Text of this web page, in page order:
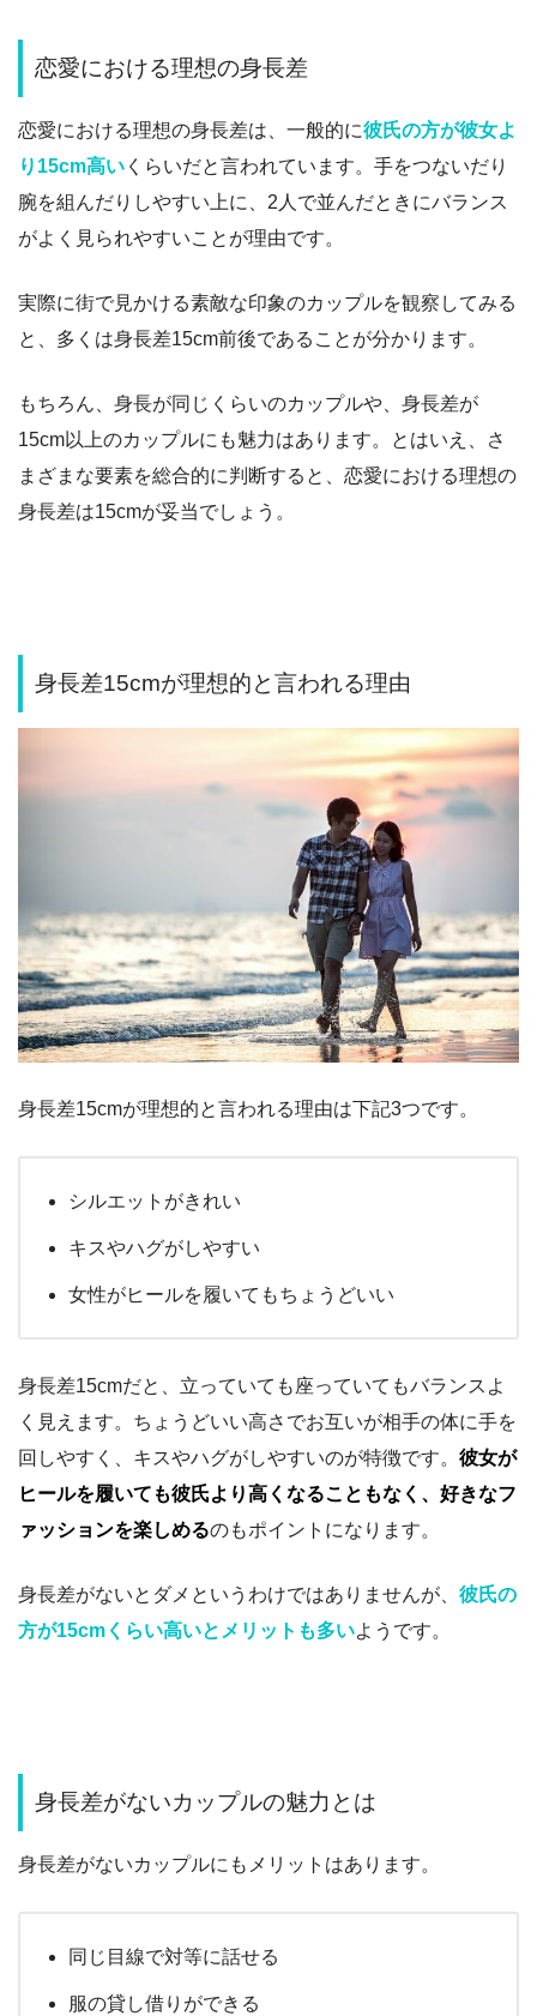
恋愛における理想の身長差
恋愛における理想の身長差は、一般的に彼氏の方が彼女よ
り15cm高い くらいだと言われています。 手をつないだり
腕を組んだりしやすい上に、2人で並んだときにバランス
がよく見られやすいことが理由です。
実際に街で見かける素敵な印象のカップルを観察してみる
と、多くは身長差15cm前後であることが分かります。
もちろん、身長が同じくらいのカップルや、身長差が
15cm以上のカップルにも魅力はあります。
とはいえ、さ
まざまな要素を総合的に判断すると、恋愛における理想の
身長差は15cmが妥当でしょう。
身長差15cmが理想的と言われる理由
身長差15cmが理想的と言われる理由は下記3つです。
シルエットがきれい
キスやハグがしやすい
女性がヒールを履いてもちょうどいい
身長差15cmだと、立っていても座っていてもバランスよ
く見えます。ちょうどいい高さでお互いが相手の体に手を
回しやすく、キスやハグがしやすいのが特徴です。 彼女が
ヒールを履いても彼氏より高くなることもなく、好きなフ
ァッションを楽しめるのもポイントになります。
身長差がないとダメというわけではありませんが、 彼氏の
方が15cmくらい高いとメリットも多いようです。
身長差がないカップルの魅力とは
身長差がないカップルにもメリットはあります。
同じ目線で対等に話せる
服の貸し借りができる